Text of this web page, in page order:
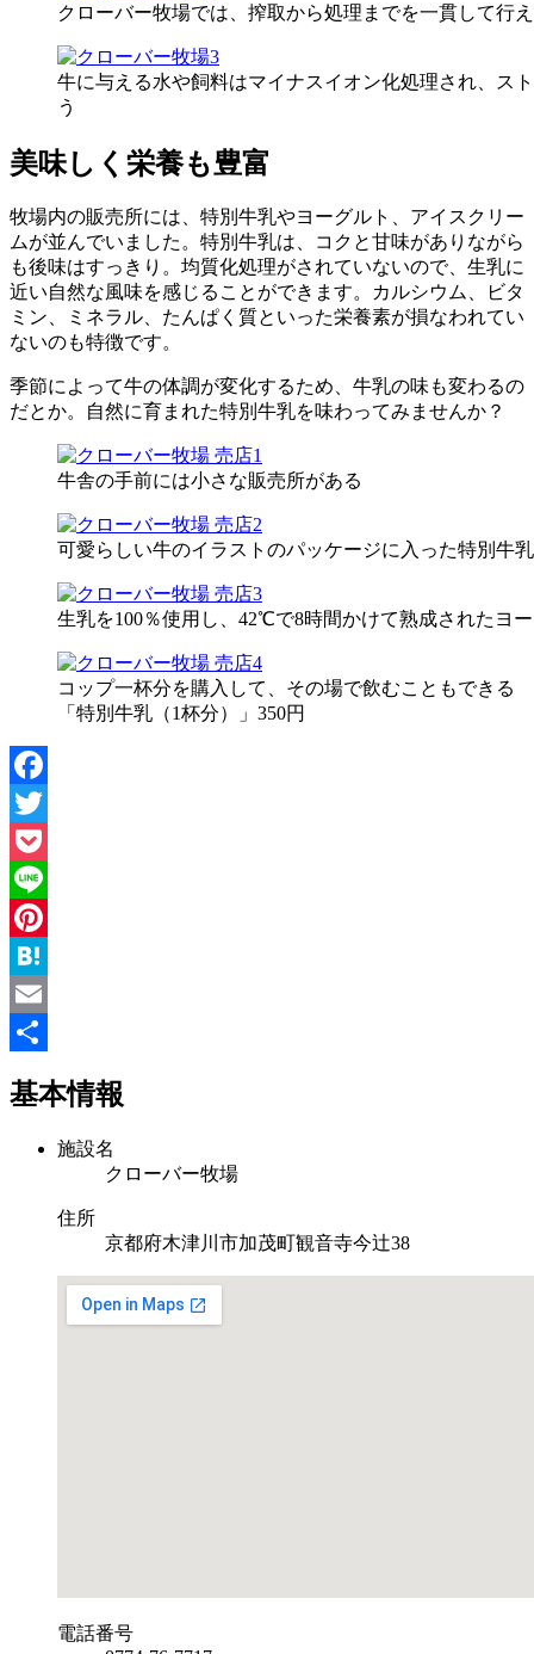
クローバー牧場では、搾取から処理までを一貫して行
牛に与える水や飼料はマイナスイオン化処理され、ス
う
美味しく栄養も豊富
牧場内の販売所には、特別牛乳やヨーグルト、アイスクリー
ムが並んでいました。特別牛乳は、コクと甘味がありながら
も後味はすっきり。均質化処理がされていないので、生乳に
近い自然な風味を感じることができます。カルシウム、ビタ
ミン、ミネラル、たんぱく質といった栄養素が損なわれてい
ないのも特徴です。
季節によって牛の体調が変化するため、牛乳の味も変わるの
だとか。自然に育まれた特別牛乳を味わってみませんか？
牛舎の手前には小さな販売所がある
可愛らしい牛のイラストのパッケージに入った特別牛
生乳を100％使用し、42℃で8時間かけて熟成されたヨ
コップ一杯分を購入して、その場で飲むこともできる
「特別牛乳（1杯分）」350円
Facebook
Twitter
Pocket
Line
Pinterest
Hatena
Email
有
基本情報
施設名
クローバー牧場
住所
京都府木津川市加茂町観音寺今辻38
電話番号